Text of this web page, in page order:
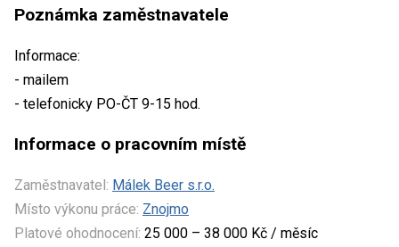
Poznámka zaměstnavatele
Informace:
- mailem
- telefonicky PO-ČT 9-15 hod.
Informace o pracovním místě
Zaměstnavatel: Málek Beer s.r.o.
Místo výkonu práce: Znojmo
Platové ohodnocení: 25 000 – 38 000 Kč / měsíc